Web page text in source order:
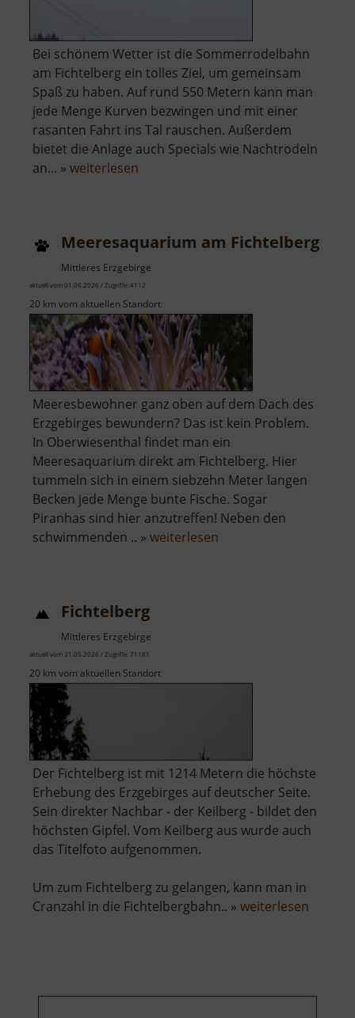
Bei schönem Wetter ist die Sommerrodelbahn
am Fichtelberg ein tolles Ziel, um gemeinsam
Spaß zu haben. Auf rund 550 Metern kann man
jede Menge Kurven bezwingen und mit einer
rasanten Fahrt ins Tal rauschen. Außerdem
bietet die Anlage auch Specials wie Nachtrodeln
an... » weiterlesen
Meeresaquarium am Fichtelberg
Mittleres Erzgebirge
aktuell vom 01.06.2026 / Zugriffe: 4112
20 km vom aktuellen Standort
Meeresbewohner ganz oben auf dem Dach des
Erzgebirges bewundern? Das ist kein Problem.
In Oberwiesenthal findet man ein
Meeresaquarium direkt am Fichtelberg. Hier
tummeln sich in einem siebzehn Meter langen
Becken jede Menge bunte Fische. Sogar
Piranhas sind hier anzutreffen! Neben den
schwimmenden .. » weiterlesen
Fichtelberg
Mittleres Erzgebirge
aktuell vom 31.05.2026 / Zugriffe: 71181
20 km vom aktuellen Standort
Der Fichtelberg ist mit 1214 Metern die höchste
Erhebung des Erzgebirges auf deutscher Seite.
Sein direkter Nachbar - der Keilberg - bildet den
höchsten Gipfel. Vom Keilberg aus wurde auch
das Titelfoto aufgenommen.
Um zum Fichtelberg zu gelangen, kann man in
Cranzahl in die Fichtelbergbahn.. » weiterlesen